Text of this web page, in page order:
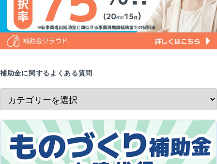
補助金に関するよくある質問